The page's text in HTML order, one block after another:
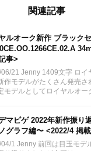
関連記事
ルオーク新作 ブラック
事>
21 Jenny 1409文字 ロイ
作モデルがたくさん発売さ
モデルとしてロイヤルオー
マピゲ 2022年新作振り
グラフ編〜 <2022/4 掲
1 Jenny 前回は目玉モデ